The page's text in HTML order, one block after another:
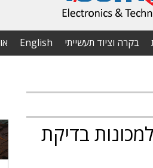
בקרה וציוד תעשייתי English
בדיקת